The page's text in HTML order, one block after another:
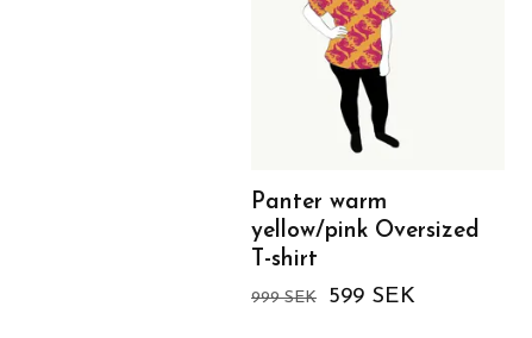
Panter warm
yellow/pink Oversized
T-shirt
999 SEK 599 SEK